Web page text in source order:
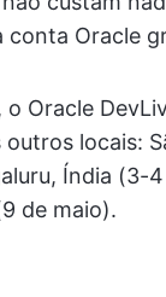
conta Oracle
Oracle
locais:
Índia (3-
de maio).